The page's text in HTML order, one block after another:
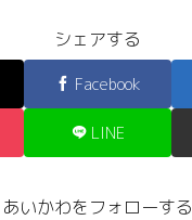
シェアする
Facebook
LINE
あいかわをフォローする